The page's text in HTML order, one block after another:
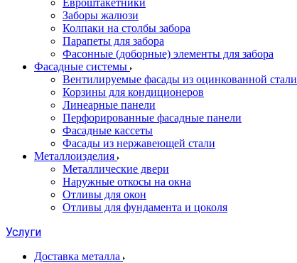
Евроштакетники
Заборы жалюзи
Колпаки на столбы забора
Парапеты для забора
Фасонные (доборные) элементы для забора
Фасадные системы
Вентилируемые фасады из оцинкованной стали
Корзины для кондиционеров
Линеарные панели
Перфорированные фасадные панели
Фасадные кассеты
Фасады из нержавеющей стали
Металлоизделия
Металлические двери
Наружные откосы на окна
Отливы для окон
Отливы для фундамента и цоколя
Услуги
Доставка металла